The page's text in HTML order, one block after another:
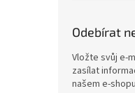
Odebírat
Vložte svůj e-
zasílat
našem e-